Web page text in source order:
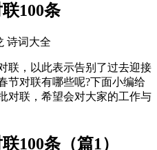
100条
诗词大全
联，以此表示告别了过去迎接
节对联有哪些呢?下面小编给
对联，希望会对大家的工作与
100条（篇1）